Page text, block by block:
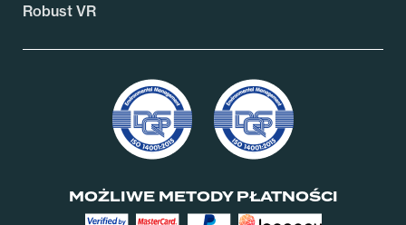
Robust VR
MOŻLIWE METODY PŁATNOŚCI